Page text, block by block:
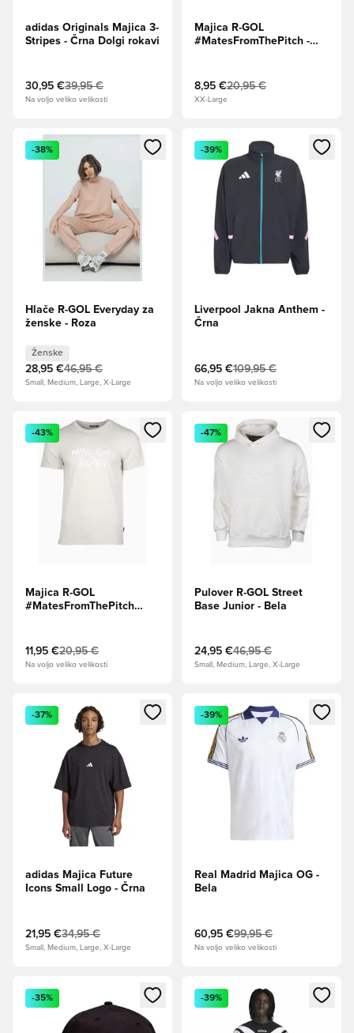
adidas Originals Majica 3-
Stripes - Črna Dolgi rokavi
30,95 €39,95 €
Na voljo veliko velikosti
Majica R-GOL
#MatesFromThePitch -
8,95 €20,95 €
XX-Large
Odpre Modal za prijavo ali vpis kot član
-38%
Hlače R-GOL Everyday za
ženske - Roza
Ženske
28,95 €46,95 €
Small, Medium, Large, X-Large
Odpre Modal za prijavo ali
-39%
Liverpool Jakna Anthem -
Črna
66,95 €109,95 €
Na voljo veliko velikosti
Odpre Modal za prijavo ali vpis kot član
-43%
Majica R-GOL
#MatesFromThePitch
11,95 €20,95 €
Na voljo veliko velikosti
Odpre Modal za prijavo ali
-47%
Pulover R-GOL Street
Base Junior - Bela
24,95 €46,95 €
Small, Medium, Large, X-Large
Odpre Modal za prijavo ali vpis kot član
-37%
adidas Majica Future
Icons Small Logo - Črna
21,95 €34,95 €
Small, Medium, Large, X-Large
Odpre Modal za prijavo ali
-39%
Real Madrid Majica OG -
Bela
60,95 €99,95 €
Na voljo veliko velikosti
Odpre Modal za prijavo ali vpis kot član
-35%
Odpre Modal za prijavo ali
-39%